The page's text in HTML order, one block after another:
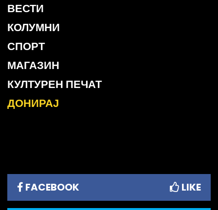
ВЕСТИ
КОЛУМНИ
СПОРТ
МАГАЗИН
КУЛТУРЕН ПЕЧАТ
ДОНИРАЈ
FACEBOOK LIKE